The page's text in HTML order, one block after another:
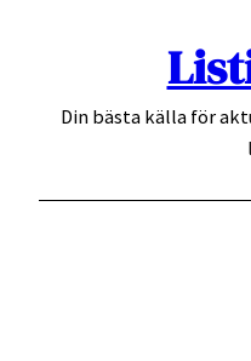
Din bästa källa för